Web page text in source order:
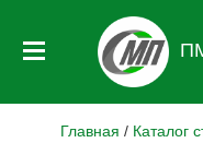
Главная / Каталог